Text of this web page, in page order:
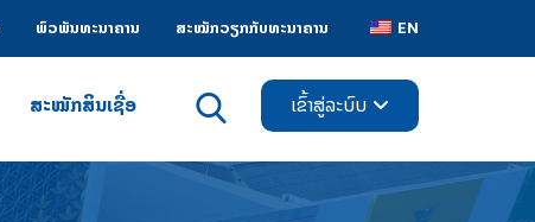
EN
ພົວພັນທະນາຄານ ສະໝັກວຽກກັບທະນາຄານ
ເຂົ້າສູ່ລະບົບ
ສະໝັກສິນເຊື່ອ